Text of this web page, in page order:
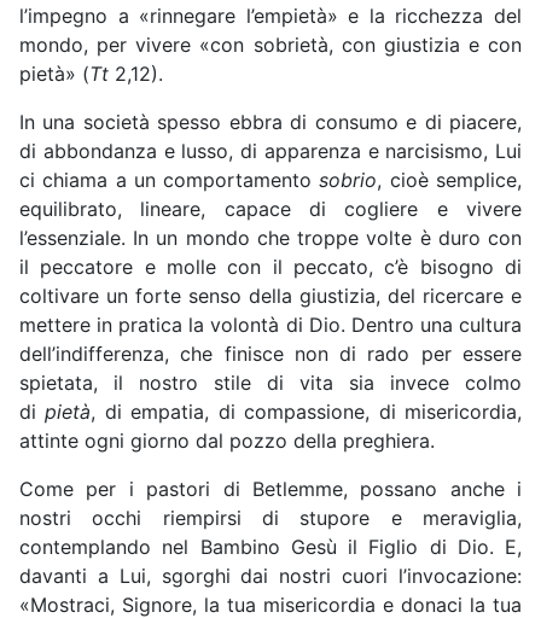
l’impegno a «rinnegare l’empietà» e la ricchezza del
mondo, per vivere «con sobrietà, con giustizia e con
pietà» (Tt 2,12).
In una società spesso ebbra di consumo e di piacere,
di abbondanza e lusso, di apparenza e narcisismo, Lui
ci chiama a un comportamentosobrio, cioè semplice,
equilibrato, lineare, capace di cogliere e vivere
l’essenziale. In un mondo che troppe volte è duro con
il peccatore e molle con il peccato, c’è bisogno di
coltivare un forte senso della giustizia, del ricercare e
mettere in pratica la volontà di Dio. Dentro una cultura
dell’indifferenza, che finisce non di rado per essere
spietata, il nostro stile di vita sia invece colmo
dipietà, di empatia, di compassione, di misericordia,
attinte ogni giorno dal pozzo della preghiera.
Come per i pastori di Betlemme, possano anche i
nostri occhi riempirsi di stupore e meraviglia,
contemplando nel Bambino Gesù il Figlio di Dio. E,
davanti a Lui, sgorghi dai nostri cuori l’invocazione:
«Mostraci, Signore, la tua misericordia e donaci la tua